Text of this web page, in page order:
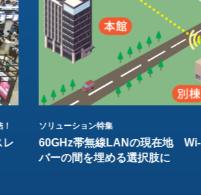
レ
ソリューション特集
60GHz帯無線LANの現在地 Wi-
バーの間を埋める選択肢に